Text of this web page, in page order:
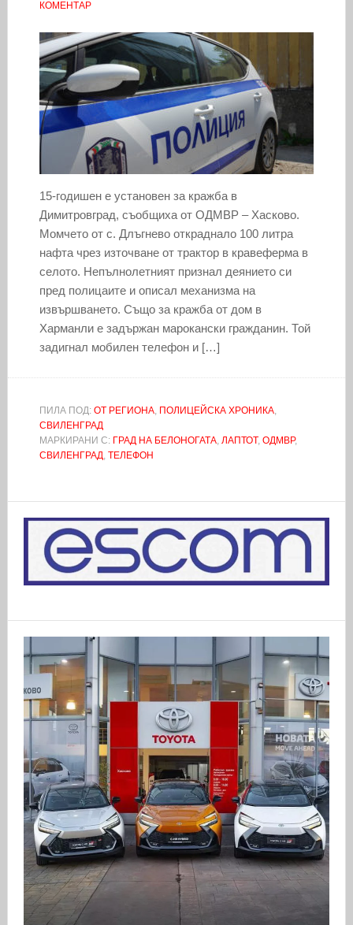
КОМЕНТАР
15-годишен е установен за кражба в
Димитровград, съобщиха от ОДМВР – Хасково.
Момчето от с. Длъгнево откраднало 100 литра
нафта чрез източване от трактор в кравеферма в
селото. Непълнолетният признал деянието си
пред полицаите и описал механизма на
извършването. Също за кражба от дом в
Харманли е задържан марокански гражданин. Той
задигнал мобилен телефон и […]
ПИЛА ПОД: ОТ РЕГИОНА, ПОЛИЦЕЙСКА ХРОНИКА,
СВИЛЕНГРАД
МАРКИРАНИ С: ГРАД НА БЕЛОНОГАТА, ЛАПТОТ, ОДМВР,
СВИЛЕНГРАД, ТЕЛЕФОН